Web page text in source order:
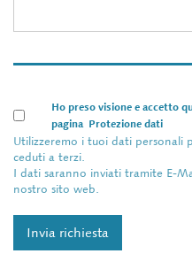
Ho preso visione e accetto
pagina Protezione dati
Utilizzeremo i tuoi dati
ceduti a terzi.
I dati saranno inviati tramite E-
nostro sito web.
Invia richiesta